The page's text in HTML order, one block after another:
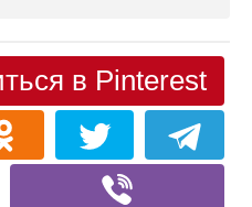
в Pinterest